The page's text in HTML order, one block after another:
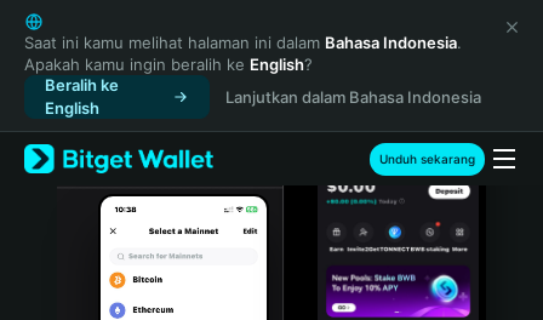
English
日本語
Tiếng Việt
Русский
Español (Latinoamérica)
Türkçe
Italiano
Saat ini kamu melihat halaman ini dalam Bahasa Indonesia.
Apakah kamu ingin beralih ke English?
Beralih ke
English
Lanjutkan dalam Bahasa Indonesia
Unduh sekarang